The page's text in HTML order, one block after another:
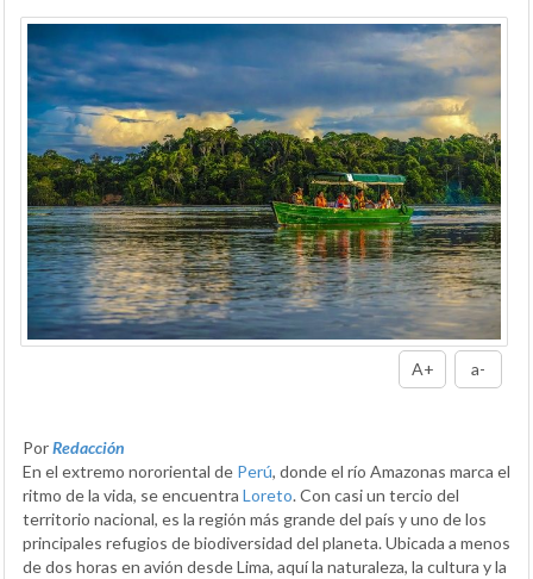
A+ a-
PorRedacción
En el extremo nororiental de Perú, donde el río Amazonas marca el
ritmo de la vida, se encuentra Loreto. Con casi un tercio del
territorio nacional, es la región más grande del país y uno de los
principales refugios de biodiversidad del planeta. Ubicada a menos
de dos horas en avión desde Lima, aquí la naturaleza, la cultura y la